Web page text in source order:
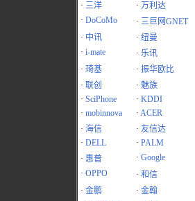
· 三洋 · 万利达
· DoCoMo · 三巨网GNET
· 中讯 · 纽曼
· i-mate · 乐讯
· 琦基 · 振华欧比
· 联创 · 魅族
· SciPhone · KDDI
· mobinnova · ACER
· 海信 · 友信达
· DELL · PALM
· 惠普 · Google
· OPPO · 和信
· 金鹏 · 金翰